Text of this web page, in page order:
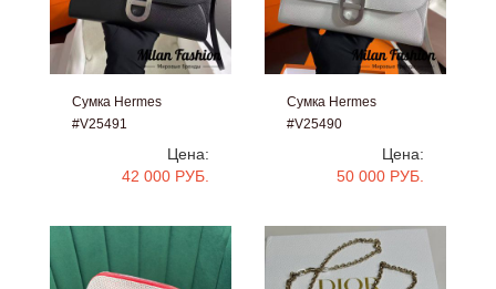
Сумка Hermes
#V25491
Цена:
42 000 РУБ.
Сумка Hermes
#V25490
Цена:
50 000 РУБ.